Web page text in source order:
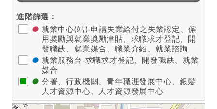
進階篩選：
● 就業中心(站)-申請失業給付之失業認定、僱
用奬勵與就業奬勵津貼、求職求才登記、開
發職缺、就業媒合、職業介紹、就業諮詢
● 就業服務台-求職求才登記、開發職缺、就業
媒合
● 分署、行政機關、青年職涯發展中心、銀髮
人才資源中心、人才資源發展中心